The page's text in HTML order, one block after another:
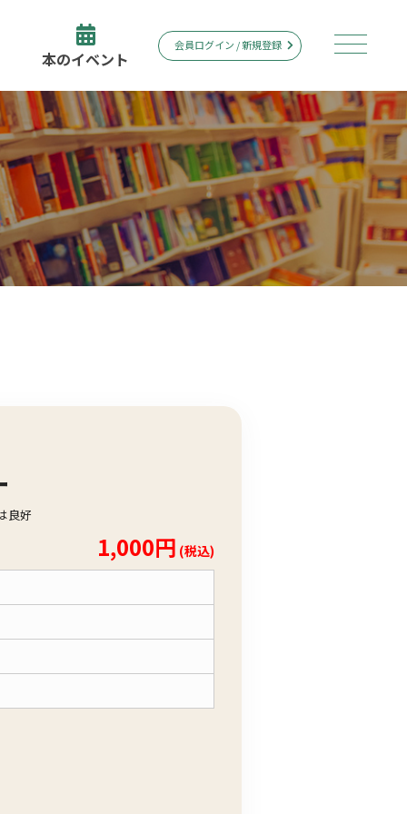
本のイベント
会員ログイン / 新規登録
良好
1,000円 (税込)